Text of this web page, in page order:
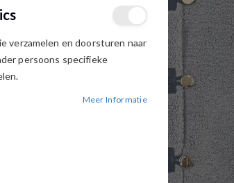
verzamelen en doorsturen naar
persoons specifieke
Meer Informatie